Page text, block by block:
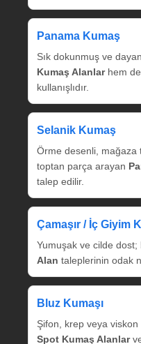
Panama Kumaş
Sık dokunmuş ve
Kumaş Alanlarhem de
kullanışlıdır.
Selanik Kumaş
Örme desenli, mağaza
toptan parça arayan
talep edilir.
Çamaşır / İç Giyim
Yumuşak ve cilde dost;
Alan taleplerinin odak
Bluz Kumaşı
Şifon, krep veya viskon
Spot Kumaş Alanlar